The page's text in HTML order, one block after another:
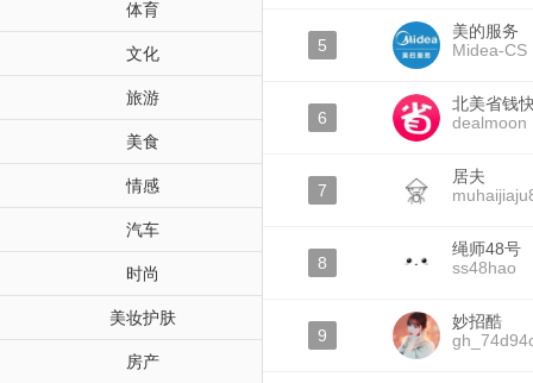
体育
文化
旅游
美食
情感
汽车
时尚
美妆护肤
房产
5
美的服务
Midea-CS
6
北美省钱
dealmoon
7
居夫
8
绳师48号
ss48hao
9
妙招酷